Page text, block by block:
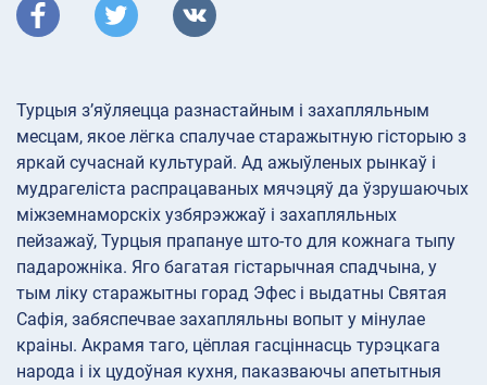
Турцыя з’яўляецца разнастайным і захапляльным
месцам, якое лёгка спалучае старажытную гісторыю з
яркай сучаснай культурай. Ад ажыўленых рынкаў і
мудрагеліста распрацаваных мячэцяў да ўзрушаючых
міжземнаморскіх узбярэжжаў і захапляльных
пейзажаў, Турцыя прапануе што-то для кожнага тыпу
падарожніка. Яго багатая гістарычная спадчына, у
тым ліку старажытны горад Эфес і выдатны Святая
Сафія, забяспечвае захапляльны вопыт у мінулае
краіны. Акрамя таго, цёплая гасціннасць турэцкага
народа і іх цудоўная кухня, паказваючы апетытныя